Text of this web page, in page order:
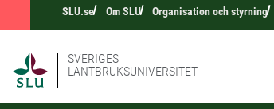
SLU.se Om SLU Organisation och styrning
SVERIGES
LANTBRUKSUNIVERSITET